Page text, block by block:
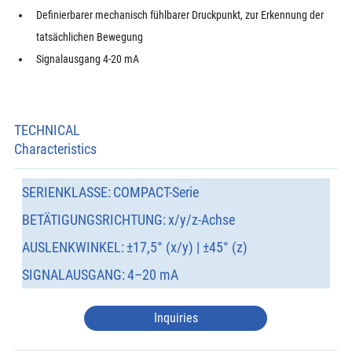
Definierbarer mechanisch fühlbarer Druckpunkt, zur Erkennung der
tatsächlichen Bewegung
Signalausgang 4-20 mA
TECHNICAL
Characteristics
SERIENKLASSE: COMPACT-Serie
BETÄTIGUNGSRICHTUNG: x/y/z-Achse
AUSLENKWINKEL: ±17,5° (x/y) | ±45° (z)
SIGNALAUSGANG: 4–20 mA
Inquiries